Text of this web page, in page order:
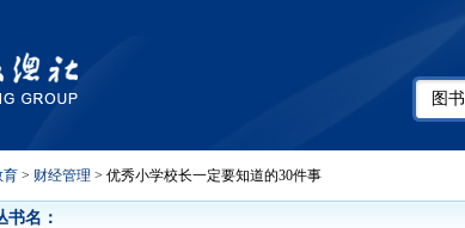
图书
育 > 财经管理 > 优秀小学校长一定要知道的30件事
书名：